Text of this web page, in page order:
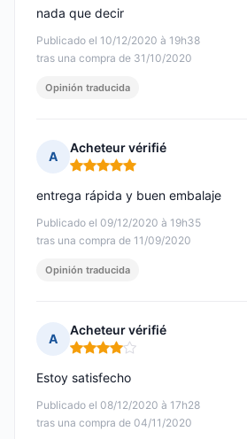
Publicado el 10/12/2020 à 19h38
tras una compra de 31/10/2020
nada que decir
Opinión traducida
A
Acheteur vérifié
Nota: 5 de 5
Publicado el 09/12/2020 à 19h35
tras una compra de 11/09/2020
entrega rápida y buen embalaje
Opinión traducida
A
Acheteur vérifié
Nota: 4 de 5
Publicado el 08/12/2020 à 17h28
tras una compra de 04/11/2020
Estoy satisfecho